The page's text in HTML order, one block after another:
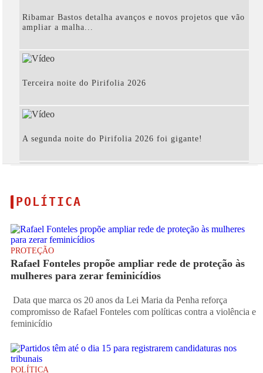
Ribamar Bastos detalha avanços e novos projetos que vão
ampliar a malha...
Terceira noite do Pirifolia 2026
A segunda noite do Pirifolia 2026 foi gigante!
maisculturapiripiri
POLÍTICA
PROTEÇÃO
Rafael Fonteles propõe ampliar rede de proteção às
mulheres para zerar feminicídios
Data que marca os 20 anos da Lei Maria da Penha reforça
compromisso de Rafael Fonteles com políticas contra a violência e
feminicídio
POLÍTICA